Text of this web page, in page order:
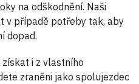
na odškodnění. Naši
v případě potřeby tak, aby
dopad.
i z vlastního
zraněni jako spolujezdec